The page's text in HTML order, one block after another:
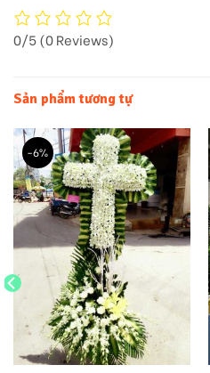
0/5(0 Reviews)
Sản phẩm tương tự
-6%